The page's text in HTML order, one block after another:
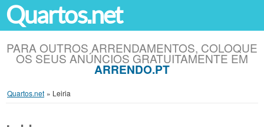
Quartos.net
PARA OUTROS ARRENDAMENTOS, COLOQUE
OS SEUS ANÚNCIOS GRATUITAMENTE EM
ARRENDO.PT
Quartos.net » Leiria